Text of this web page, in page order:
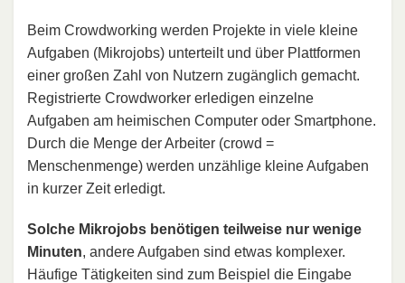
Beim Crowdworking werden Projekte in viele kleine
Aufgaben (Mikrojobs) unterteilt und über Plattformen
einer großen Zahl von Nutzern zugänglich gemacht.
Registrierte Crowdworker erledigen einzelne
Aufgaben am heimischen Computer oder Smartphone.
Durch die Menge der Arbeiter (crowd =
Menschenmenge) werden unzählige kleine Aufgaben
in kurzer Zeit erledigt.
Solche Mikrojobs benötigen teilweise nur wenige
Minuten, andere Aufgaben sind etwas komplexer.
Häufige Tätigkeiten sind zum Beispiel die Eingabe